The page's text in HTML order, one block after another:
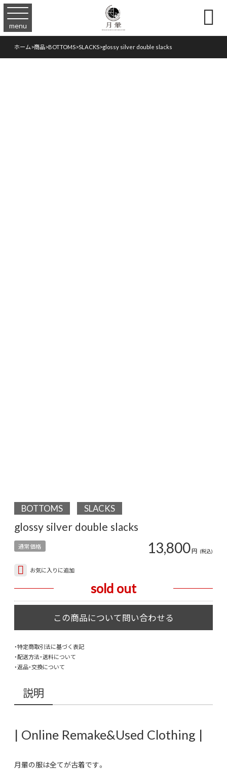
menu 
ホーム>商品>BOTTOMS>SLACKS>glossy silver double slacks
BOTTOMS SLACKS
glossy silver double slacks
通常価格 13,800円 (税込)
お気に入りに追加
sold out
・特定商取引法に基づく表記
・配送方法・送料について
・返品・交換について
説明
| Online Remake&Used Clothing |
月暈の服は全てが古着です。